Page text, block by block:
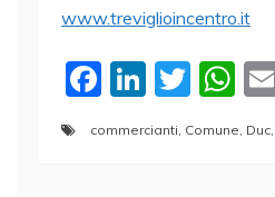
www.treviglioincentro.it
F
c
Li
n
k
T
w
itt
W
h
at
commercianti Comune Duc